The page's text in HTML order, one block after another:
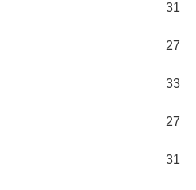
31
27
33
27
31